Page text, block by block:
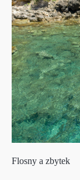
Flosny a zbytek